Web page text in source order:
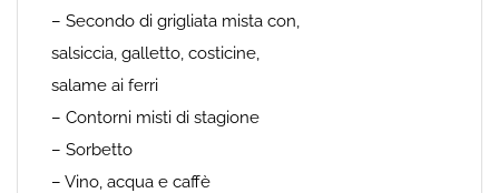
– Secondo di grigliata mista con,
salsiccia, galletto, costicine,
salame ai ferri
– Contorni misti di stagione
– Sorbetto
– Vino, acqua e caffè